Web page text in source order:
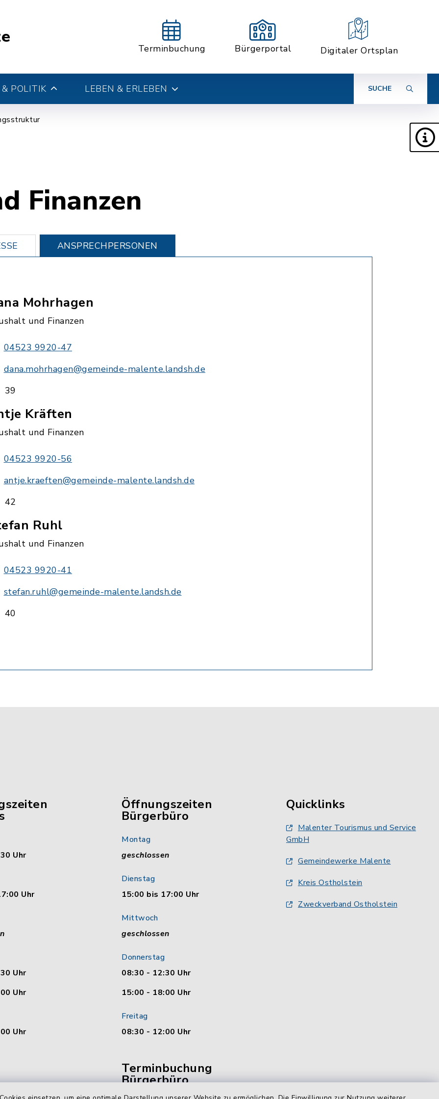
Terminbuchung Bürgerportal Digitaler Ortsplan
& POLITIK LEBEN & ERLEBEN SUCHE
Finanzen
ANSPRECHPERSONEN
Mohrhagen
und Finanzen
04523 9920-47
dana.mohrhagen@gemeinde-malente.landsh.de
39
Kräften
und Finanzen
04523 9920-56
antje.kraeften@gemeinde-malente.landsh.de
42
Ruhl
und Finanzen
04523 9920-41
stefan.ruhl@gemeinde-malente.landsh.de
40
Uhr
Uhr
Uhr
Uhr
Uhr
Öffnungszeiten
Bürgerbüro
Montag
geschlossen
Dienstag
15:00 bis 17:00 Uhr
Mittwoch
geschlossen
Donnerstag
08:30 - 12:30 Uhr
15:00 - 18:00 Uhr
Freitag
08:30 - 12:00 Uhr
Terminbuchung
Bürgerbüro
Quicklinks
Malenter Tourismus und Service
GmbH
Gemeindewerke Malente
Kreis Ostholstein
Zweckverband Ostholstein